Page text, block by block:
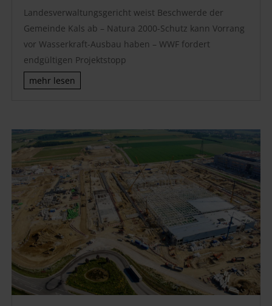
Landesverwaltungsgericht weist Beschwerde der
Gemeinde Kals ab – Natura 2000-Schutz kann Vorrang
vor Wasserkraft-Ausbau haben – WWF fordert
endgültigen Projektstopp
mehr lesen